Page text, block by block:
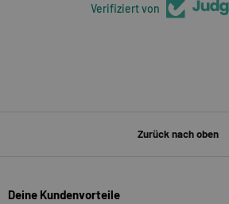
Verifiziert von
Zurück nach oben
Deine Kundenvorteile